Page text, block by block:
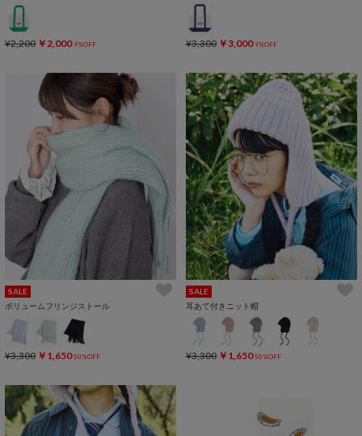
¥2,200 ￥2,000 9%OFF ¥3,300 ￥3,000 9%OFF
SALE
ボリュームフリンジストール
¥3,300 ￥1,650 50%OFF
SALE
耳あて付きニット帽
¥3,300 ￥1,650 50%OFF